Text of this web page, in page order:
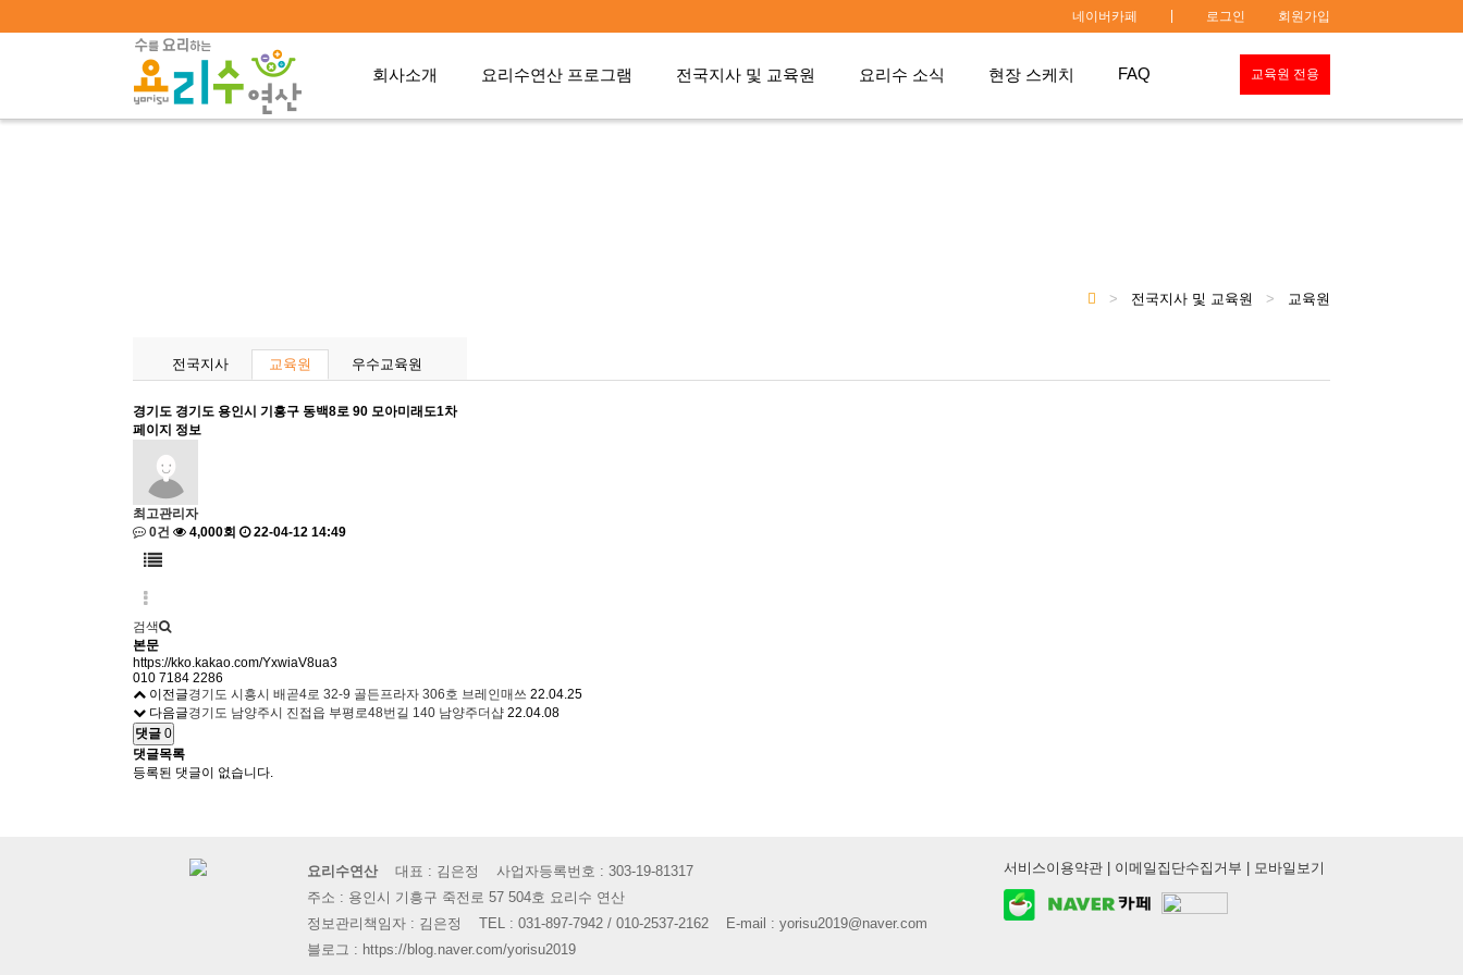
회원가입
로그인
네이버카페
회사소개 요리수연산 프로그램 전국지사 및 교육원 요리수 소식 현장 스케치 FAQ 교육원 전용
> 전국지사 및 교육원 > 교육원
전국지사 교육원 우수교육원
경기도 경기도 용인시 기흥구 동백8로 90 모아미래도1차
페이지 정보
최고관리자
0건
4,000회 22-04-12 14:49
검색
본문
https://kko.kakao.com/YxwiaV8ua3
010 7184 2286
이전글경기도 시흥시 배곧4로 32-9 골든프라자 306호 브레인매쓰 22.04.25
다음글경기도 남양주시 진접읍 부평로48번길 140 남양주더샵 22.04.08
댓글 0
댓글목록
등록된 댓글이 없습니다.
요리수연산대표 : 김은정 사업자등록번호 : 303-19-81317
주소 : 용인시 기흥구 죽전로 57 504호 요리수 연산
정보관리책임자 : 김은정 TEL : 031-897-7942 / 010-2537-2162 E-mail : yorisu2019@naver.com
블로그 : https://blog.naver.com/yorisu2019
서비스이용약관 이메일집단수집거부 모바일보기